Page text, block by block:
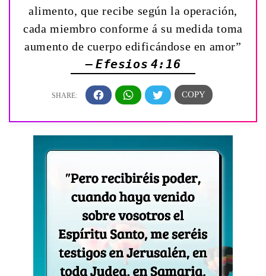
alimento, que recibe según la operación,
cada miembro conforme á su medida toma
aumento de cuerpo edificándose en amor”
— Efesios 4:16